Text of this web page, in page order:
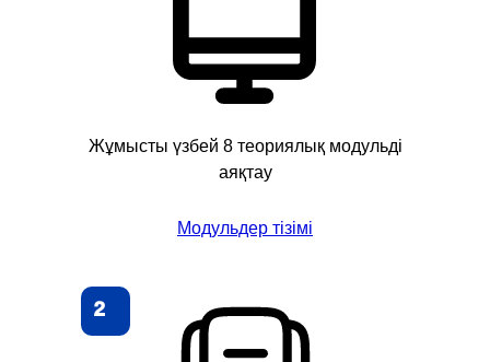
2
Жұмысты үзбей 8 теориялық модульді
аяқтау
Модульдер тізімі